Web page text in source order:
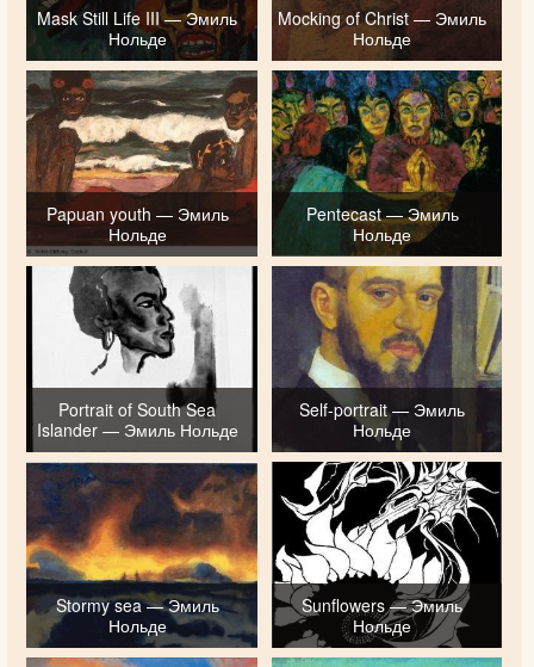
Mask Still Life III — Эмиль
Нольде
Mocking of Christ — Эмиль
Нольде
Papuan youth — Эмиль
Нольде
Pentecast — Эмиль
Нольде
Portrait of South Sea
Islander — Эмиль Нольде
Self-portrait — Эмиль
Нольде
Stormy sea — Эмиль
Нольде
Sunflowers — Эмиль
Нольде